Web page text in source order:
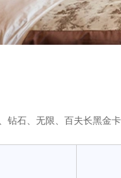
钻石、无限、百夫长黑金